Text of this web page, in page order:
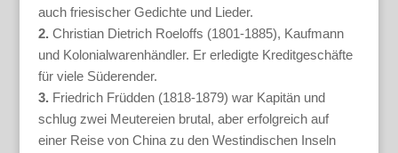
auch friesischer Gedichte und Lieder.
2. Christian Dietrich Roeloffs (1801-1885), Kaufmann
und Kolonialwarenhändler. Er erledigte Kreditgeschäfte
für viele Süderender.
3. Friedrich Früdden (1818-1879) war Kapitän und
schlug zwei Meutereien brutal, aber erfolgreich auf
einer Reise von China zu den Westindischen Inseln